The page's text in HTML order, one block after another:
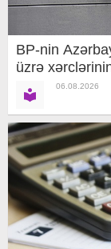
BP-nin
üzrə
06.08.2026